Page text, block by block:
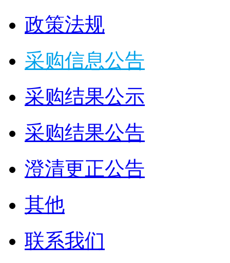
政策法规
采购信息公告
采购结果公示
采购结果公告
澄清更正公告
其他
联系我们